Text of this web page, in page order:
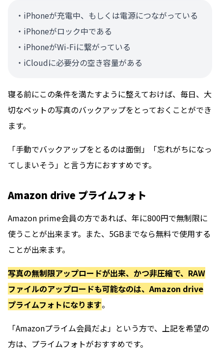
・iPhoneが充電中、もしくは電源につながっている
・iPhoneがロック中である
・iPhoneがWi-Fiに繋がっている
・iCloudに必要分の空き容量がある
寝る前にこの条件を満たすように整えておけば、毎日、大
切なペットの写真のバックアップをとっておくことができ
ます。
「手動でバックアップをとるのは面倒」「忘れがちになっ
てしまいそう」と言う方におすすめです。
Amazon drive プライムフォト
Amazon prime会員の方であれば、年に800円で無制限に
使うことが出来ます。また、5GBまでなら無料で使用する
ことが出来ます。
写真の無制限アップロードが出来、かつ非圧縮で、RAW
ファイルのアップロードも可能なのは、Amazon drive
プライムフォトになります。
「Amazonプライム会員だよ」という方で、上記を希望の
方は、プライムフォトがおすすめです。